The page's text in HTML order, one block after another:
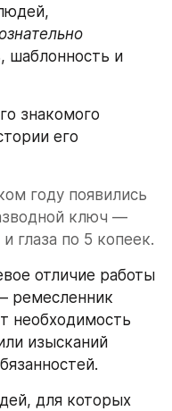
шаблонность и
знакомого
его
году появились
ключ —
отличие работы
ремесленник
необходимость
для которых